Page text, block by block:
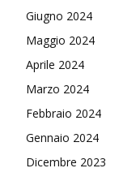
Giugno 2024
Maggio 2024
Aprile 2024
Marzo 2024
Febbraio 2024
Gennaio 2024
Dicembre 2023